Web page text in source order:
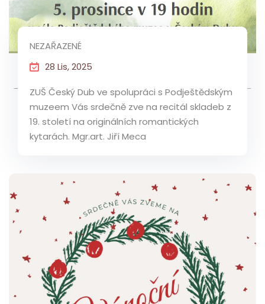
NEZAŘAZENÉ
28 Lis, 2025
ZUŠ Český Dub ve spolupráci s Podještědským
muzeem Vás srdečně zve na recitál skladeb z
19. století na originálních romantických
kytarách. Mgr.art. Jiří Meca